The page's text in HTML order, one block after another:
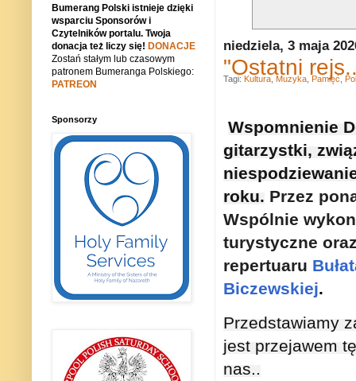
niedziela, 3 maja
"Ostatni
Wspomnienie
gitarzystki,
roku. Przez
Wspólnie
turystyczne
repertuaru
Biczewskiej.
Przedstawiamy
jest przejawem
nas..
Tagi: Kultura Muzyka Pamięć
Bumerang Polski istnieje dzięki
wsparciu Sponsorów i
Czytelników portalu. Twoja
donacja też liczy się! DONACJE
Zostań stałym lub czasowym
patronem Bumeranga Polskiego:
PATREON
Sponsorzy